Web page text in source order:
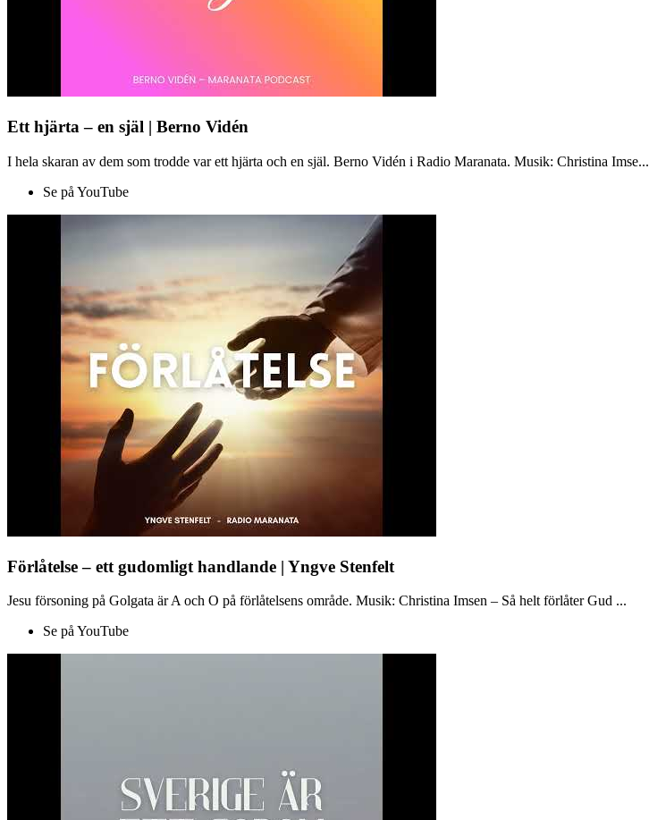
Ett hjärta – en själ | Berno Vidén
I hela skaran av dem som trodde var ett hjärta och en själ. Berno Vidén i Radio Maranata. Musik: Christina Imse...
Se på YouTube
Förlåtelse – ett gudomligt handlande | Yngve Stenfelt
Jesu försoning på Golgata är A och O på förlåtelsens område. Musik: Christina Imsen – Så helt förlåter Gud ...
Se på YouTube